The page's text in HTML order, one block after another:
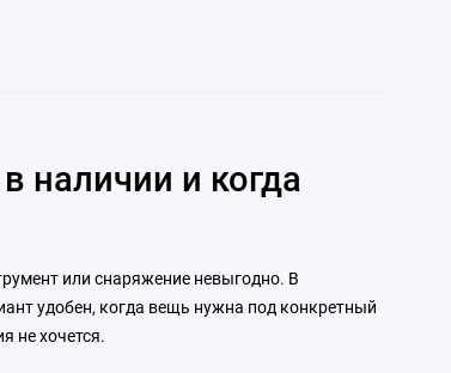
наличии и когда
или снаряжение невыгодно. В
удобен, когда вещь нужна под конкретный
не хочется.